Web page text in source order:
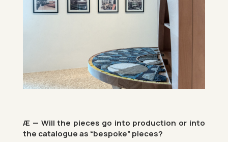
Æ — Will the pieces go into pro­duc­tion or into
the cata­logue as “be­spoke” pieces?